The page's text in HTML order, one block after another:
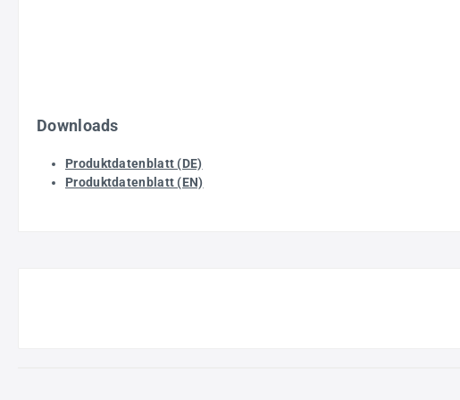
Downloads
Produktdatenblatt (DE)
Produktdatenblatt (EN)